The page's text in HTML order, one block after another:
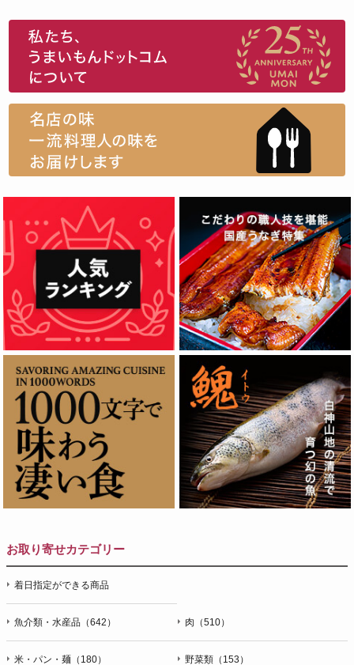
お取り寄せカテゴリー
着日指定ができる商品
魚介類・水産品（642） 肉（510）
米・パン・麺（180） 野菜類（153）